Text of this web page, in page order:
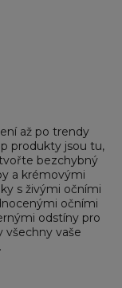
až po trendy
produkty jsou tu,
bezchybný
a krémovými
s živými očními
očními
odstíny pro
všechny vaše